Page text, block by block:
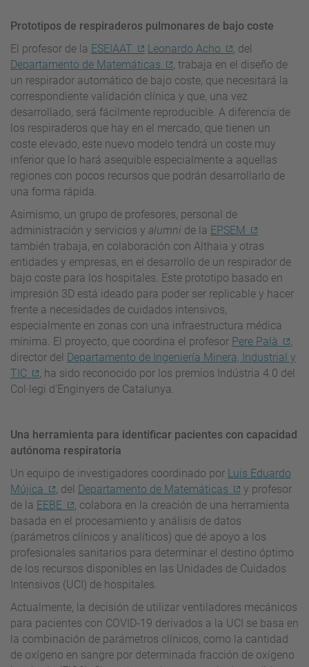
Prototipos de respiraderos pulmonares de bajo coste
El profesor de la ESEIAAT Leonardo Acho
, del
Departamento de Matemáticas
, trabaja en el diseño de
un respirador automático de bajo coste, que necesitará la
correspondiente validación clínica y que, una vez
desarrollado, será fácilmente reproducible. A diferencia de
los respiraderos que hay en el mercado, que tienen un
coste elevado, este nuevo modelo tendrá un coste muy
inferior que lo hará asequible especialmente a aquellas
regiones con pocos recursos que podrán desarrollarlo de
una forma rápida.
Asimismo, un grupo de profesores, personal de
administración y servicios y alumni de la EPSEM
también trabaja, en colaboración con Althaia y otras
entidades y empresas, en el desarrollo de un respirador de
bajo coste para los hospitales. Este prototipo basado en
impresión 3D está ideado para poder ser replicable y hacer
frente a necesidades de cuidados intensivos,
especialmente en zonas con una infraestructura médica
mínima. El proyecto, que coordina el profesor Pere Palà
director del Departamento de Ingeniería Minera, Industrial y
TIC
, ha sido reconocido por los premios Indústria 4.0 del
Col·legi d'Enginyers de Catalunya.
Una herramienta para identificar pacientes con capacidad
autónoma respiratoria
Un equipo de investigadores coordinado por Luis Eduardo
Mújica
, del Departamento de Matemáticas
y profesor
de la EEBE
, colabora en la creación de una herramienta
basada en el procesamiento y análisis de datos
(parámetros clínicos y analíticos) que dé apoyo a los
profesionales sanitarios para determinar el destino óptimo
de los recursos disponibles en las Unidades de Cuidados
Intensivos (UCI) de hospitales.
Actualmente, la decisión de utilizar ventiladores mecánicos
para pacientes con COVID-19 derivados a la UCI se basa en
la combinación de parámetros clínicos, como la cantidad
de oxígeno en sangre por determinada fracción de oxígeno